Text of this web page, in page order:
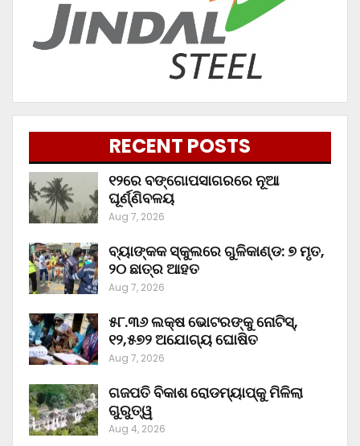
RECENT POSTS
୧୨ରେ ବଙ୍ଗୋପସାଗରରେ ନୂଆ
ଘୂର୍ଣ୍ଣିବଳୟ
Aug 7, 2026
ବ୍ୟାଙ୍କକ ସ୍କୁଲରେ ଗୁଳିକାଣ୍ଡ: ୭ ମୃତ,
୨୦ ଛାତ୍ର ଆହତ
Aug 7, 2026
୫୮.୩୬ ଲକ୍ଷ ଭୋଟରଙ୍କୁ ନୋଟିସ୍‌,
୧୨,୫୭୨ ଅଯୋଗ୍ୟ ଘୋଷିତ
Aug 7, 2026
ଗଜପତି ବିକାଶ ରୋଡମ୍ୟାପ୍‌କୁ ମିଳିଲା
ଗୁରୁତ୍ୱ
Aug 4, 2026